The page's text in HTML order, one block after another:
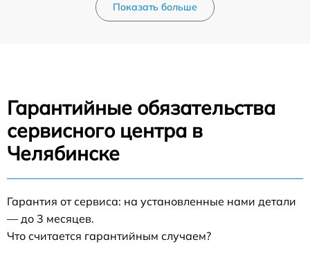
Показать больше
Гарантийные обязательства
сервисного центра в
Челябинске
Гарантия от сервиса: на установленные нами детали
— до 3 месяцев.
Что считается гарантийным случаем?